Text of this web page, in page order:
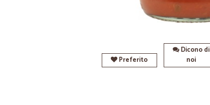
Preferito
Dicono di
noi